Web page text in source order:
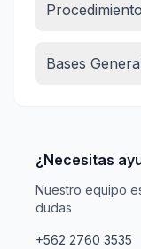
Procedimiento
Bases
¿Necesitas
Nuestro equipo
dudas
+562 2760 3535